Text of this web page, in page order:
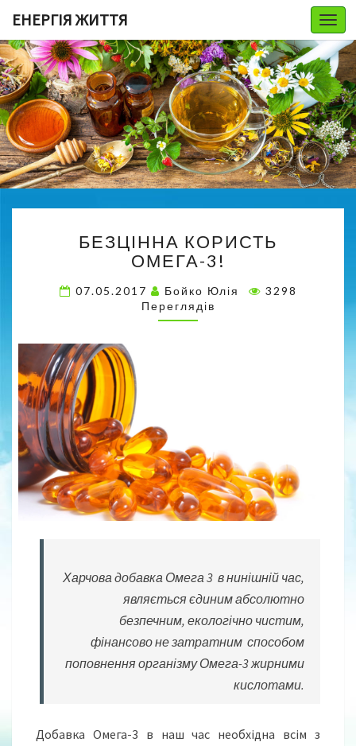
ЕНЕРГІЯ ЖИТТЯ
З
І
Н
Т
Ь
О
М
Е
-
БЕЗЦІННА КОРИСТЬ
ОМЕГА-3!
07.05.2017 Бойко Юлія
3298
Переглядів
Харчова добавка Омега 3 в нинішній час,
являється єдиним абсолютно
безпечним, екологічно чистим,
фінансово не затратним способом
поповнення організму Омега-3 жирними
кислотами.
Добавка Омега-3 в наш час необхідна всім з